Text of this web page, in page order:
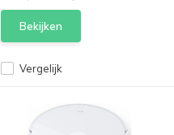
Vergelijk
Bekijken